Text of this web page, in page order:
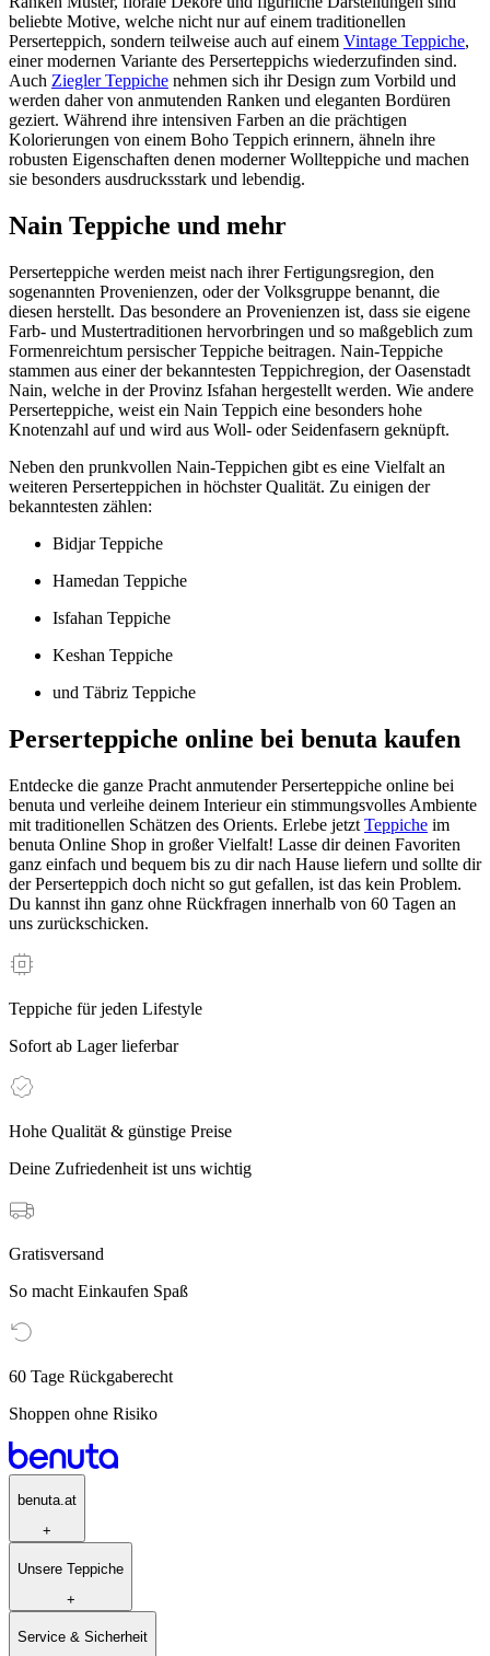
beliebte Motive, welche nicht nur auf einem traditionellen
Perserteppich, sondern teilweise auch auf einem Vintage Teppiche,
einer modernen Variante des Perserteppichs wiederzufinden sind.
Auch Ziegler Teppiche nehmen sich ihr Design zum Vorbild und
werden daher von anmutenden Ranken und eleganten Bordüren
geziert. Während ihre intensiven Farben an die prächtigen
Kolorierungen von einem Boho Teppich erinnern, ähneln ihre
robusten Eigenschaften denen moderner Wollteppiche und machen
sie besonders ausdrucksstark und lebendig.
Nain Teppiche und mehr
Perserteppiche werden meist nach ihrer Fertigungsregion, den
sogenannten Provenienzen, oder der Volksgruppe benannt, die
diesen herstellt. Das besondere an Provenienzen ist, dass sie eigene
Farb- und Mustertraditionen hervorbringen und so maßgeblich zum
Formenreichtum persischer Teppiche beitragen. Nain-Teppiche
stammen aus einer der bekanntesten Teppichregion, der Oasenstadt
Nain, welche in der Provinz Isfahan hergestellt werden. Wie andere
Perserteppiche, weist ein Nain Teppich eine besonders hohe
Knotenzahl auf und wird aus Woll- oder Seidenfasern geknüpft.
Neben den prunkvollen Nain-Teppichen gibt es eine Vielfalt an
weiteren Perserteppichen in höchster Qualität. Zu einigen der
bekanntesten zählen:
Bidjar Teppiche
Hamedan Teppiche
Isfahan Teppiche
Keshan Teppiche
und Täbriz Teppiche
Perserteppiche online bei benuta kaufen
Entdecke die ganze Pracht anmutender Perserteppiche online bei
benuta und verleihe deinem Interieur ein stimmungsvolles Ambiente
mit traditionellen Schätzen des Orients. Erlebe jetzt Teppiche im
benuta Online Shop in großer Vielfalt! Lasse dir deinen Favoriten
ganz einfach und bequem bis zu dir nach Hause liefern und sollte dir
der Perserteppich doch nicht so gut gefallen, ist das kein Problem.
Du kannst ihn ganz ohne Rückfragen innerhalb von 60 Tagen an
uns zurückschicken.
Teppiche für jeden Lifestyle
Sofort ab Lager lieferbar
Hohe Qualität & günstige Preise
Deine Zufriedenheit ist uns wichtig
Gratisversand
So macht Einkaufen Spaß
60 Tage Rückgaberecht
Shoppen ohne Risiko
benuta.at
+
Unsere Teppiche
+
Service & Sicherheit